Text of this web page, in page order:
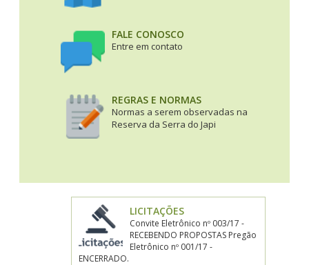
FALE CONOSCO
Entre em contato
REGRAS E NORMAS
Normas a serem observadas na
Reserva da Serra do Japi
LICITAÇÕES
Convite Eletrônico nº 003/17 -
RECEBENDO PROPOSTAS Pregão
Eletrônico nº 001/17 -
ENCERRADO.